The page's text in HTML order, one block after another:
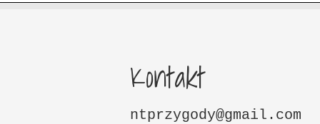
ntprzygody@gmail.com
Kontakt